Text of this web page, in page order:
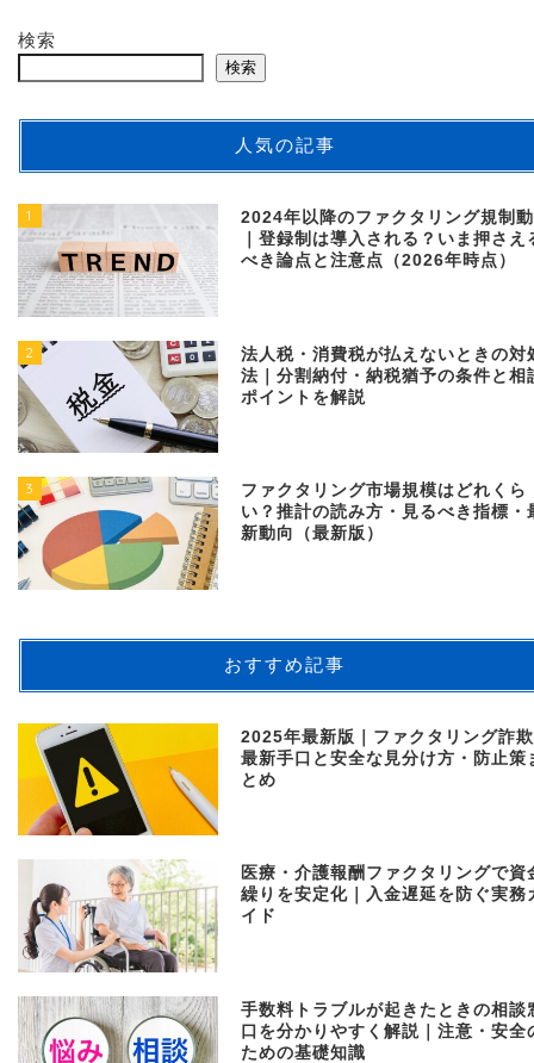
検索
検索
人気の記事
1
2024年以降のファクタリング規制
｜登録制は導入される？いま押さえ
べき論点と注意点（2026年時点）
2
法人税・消費税が払えないときの対
法｜分割納付・納税猶予の条件と相
ポイントを解説
3
ファクタリング市場規模はどれくら
い？推計の読み方・見るべき指標・
新動向（最新版）
おすすめ記事
2025年最新版｜ファクタリング詐
最新手口と安全な見分け方・防止策
とめ
医療・介護報酬ファクタリングで資
繰りを安定化｜入金遅延を防ぐ実務
イド
手数料トラブルが起きたときの相談
口を分かりやすく解説｜注意・安全
ための基礎知識